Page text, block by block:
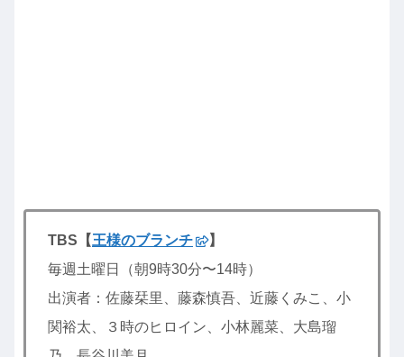
TBS【王様のブランチ
】
毎週土曜日（朝9時30分〜14時）
出演者：佐藤栞里、藤森慎吾、近藤くみこ、小
関裕太、３時のヒロイン、小林麗菜、大島瑠